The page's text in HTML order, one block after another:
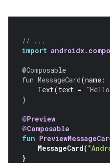
// ...
import
@Composable
fun MessageCard(name :
Text(text = "Hello
}
@Preview
@Composable
fun
MessageCard(
}